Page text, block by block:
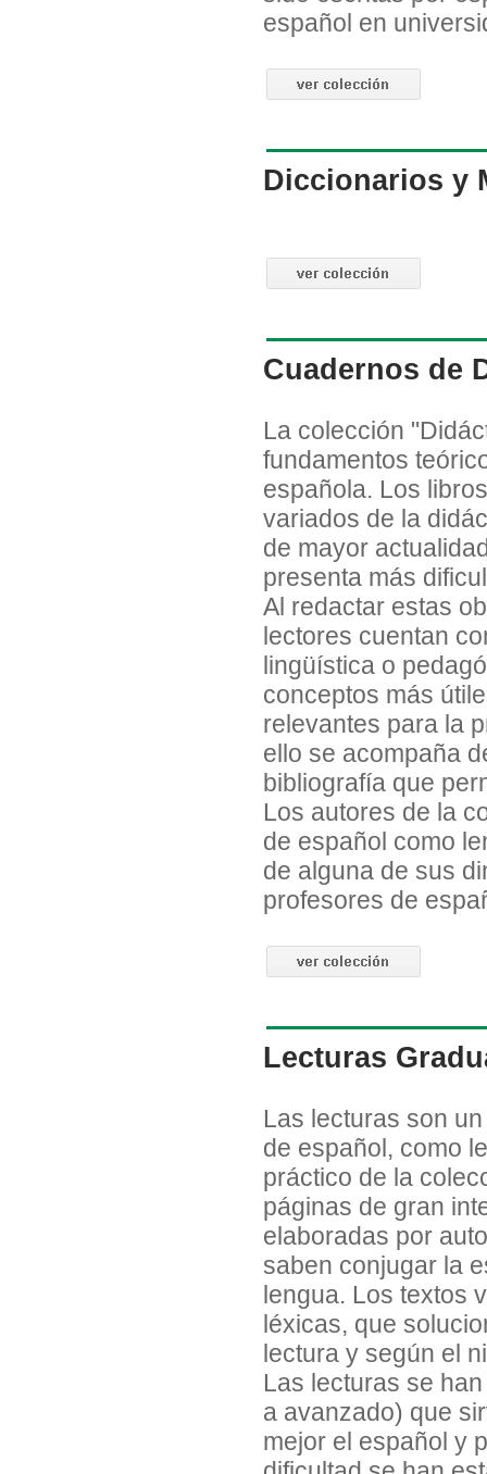
español en
Diccionarios y
Cuadernos de
La colección
fundamentos
española. Los
variados de la
de mayor
presenta más
Al redactar estas
lectores cuentan
lingüística o
conceptos más
relevantes para la
ello se acompaña
bibliografía que
Los autores de la
de español como
de alguna de sus
profesores de
Lecturas
Las lecturas son
de español, como
práctico de la
páginas de gran
elaboradas por
saben conjugar la
lengua. Los textos
léxicas, que
lectura y según el
Las lecturas se
a avanzado) que
mejor el español y